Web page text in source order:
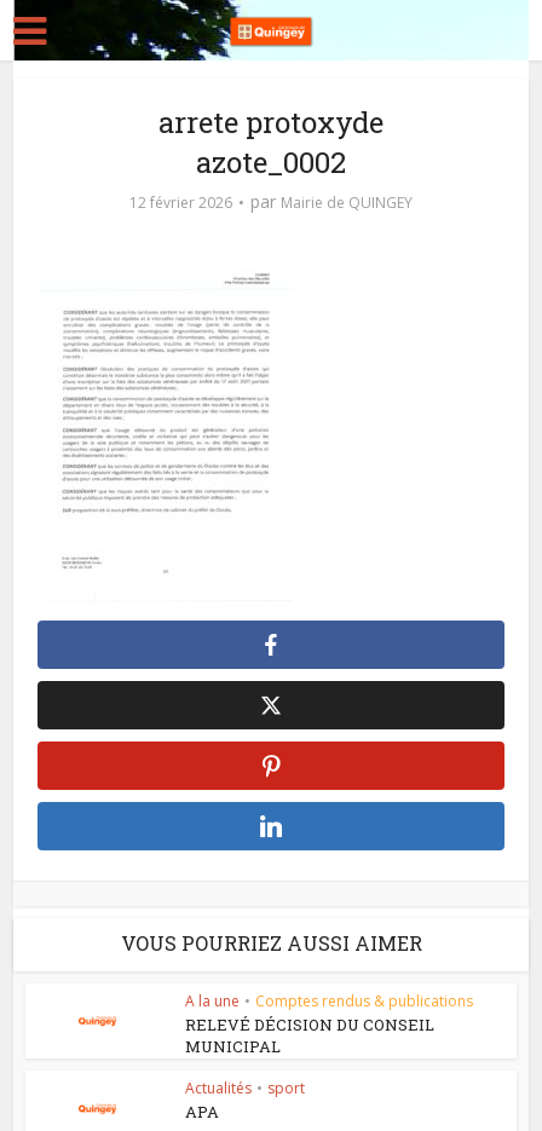
arrete protoxyde
azote_0002
12 février 2026 par Mairie de QUINGEY
VOUS POURRIEZ AUSSI AIMER
A la une • Comptes rendus & publications
RELEVÉ DÉCISION DU CONSEIL
MUNICIPAL
Actualités • sport
APA